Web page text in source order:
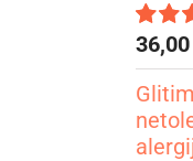
4.67iš
36,00